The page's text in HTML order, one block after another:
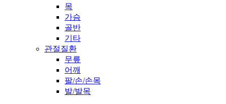
목
가슴
골반
기타
관절질환
무릎
어깨
팔/손/손목
발/발목